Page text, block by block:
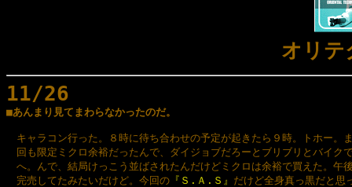
オリテ
11/26
■あんまり見てまわらなかったのだ。
キャラコン行った。８時に待ち合わせの予定が起きたら９時。トホー。
回も限定ミクロ余裕だったんで、ダイジョブだろーとブリブリとバイク
へ。んで、結局けっこう並ばされたんだけどミクロは余裕で買えた。午
完売してたみたいだけど。今回の 『Ｓ.Ａ.Ｓ』 だけど全身真っ黒だと思